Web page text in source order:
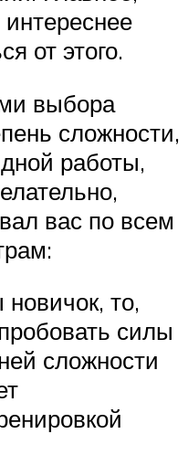
от этого.
выбора
сложности,
работы,
вас по всем
то,
силы
сложности